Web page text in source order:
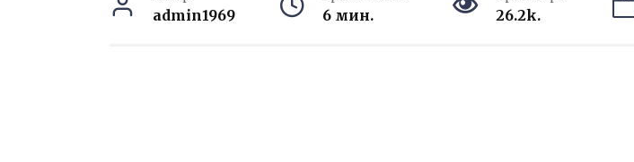
admin1969 6 мин. 26.2k.